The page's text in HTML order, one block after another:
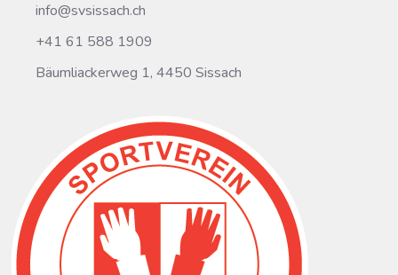
info@svsissach.ch
+41 61 588 1909
Bäumliackerweg 1, 4450 Sissach